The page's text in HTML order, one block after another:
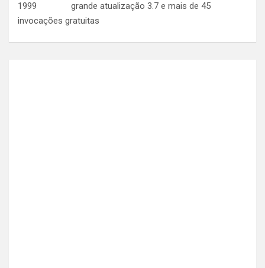
grande atualização 3.7 e mais de 45
invocações gratuitas